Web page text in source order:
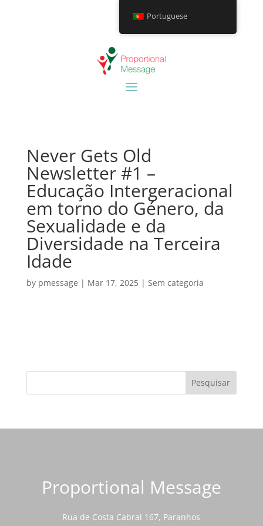
Never Gets Old
Newsletter #1 –
Educação Intergeracional
em torno do Género, da
Sexualidade e da
Diversidade na Terceira
Idade
by pmessage | Mar 17, 2025| Sem categoria
Proportional Message
Rua de Costa Cabral 167, Paranhos
Portuguese